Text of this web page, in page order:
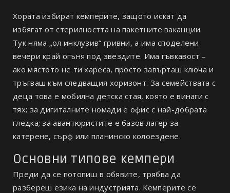
Хората избират кемперите, защото искат да
избягат от стерилността на пакетните ваканции.
Тук няма „ол инклузив“ гривни, а има споделени
вечери край огъня под звездите. Има гъвкавост –
ако мястото не ти хареса, просто завърташ ключа и
тръгваш към следващия хоризонт. За семействата с
деца това е мобилна детска стая, която е винаги с
тях; за дигиталните номади е офис с най-добрата
гледка; за авантюристите е базов лагер за
катерене, сърф или планинско колоездене.
Основни типове кемпери
Преди да се потопиш в обявите, трябва да
разбереш езика на индустрията. Кемперите се